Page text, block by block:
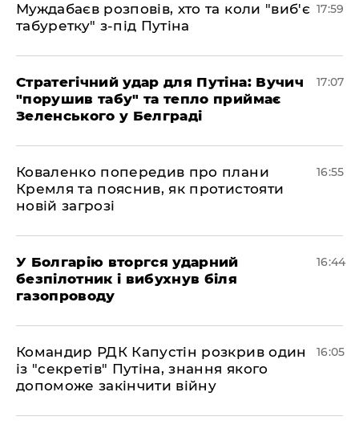
Муждабаєв розповів, хто та коли "виб'є
табуретку" з-під Путіна
17:59
Стратегічний удар для Путіна: Вучич
"порушив табу" та тепло приймає
Зеленського у Белграді
17:07
Коваленко попередив про плани
Кремля та пояснив, як протистояти
новій загрозі
16:55
У Болгарію вторгся ударний
безпілотник і вибухнув біля
газопроводу
16:44
Командир РДК Капустін розкрив один
із "секретів" Путіна, знання якого
допоможе закінчити війну
16:05